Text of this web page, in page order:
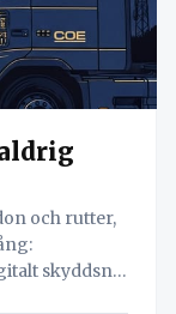
och rutter,
skyddsnät